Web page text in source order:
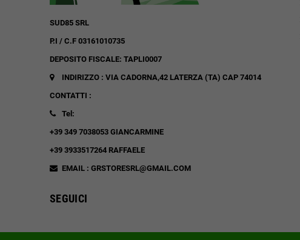
SUD85 SRL
P.I / C.F 03161010735
DEPOSITO FISCALE: TAPLI0007
INDIRIZZO : VIA CADORNA,42 LATERZA (TA) CAP 74014
CONTATTI :
Tel:
+39 349 7038053 GIANCARMINE
+39 3933517264 RAFFAELE
EMAIL : GRSTORESRL@GMAIL.COM
SEGUICI